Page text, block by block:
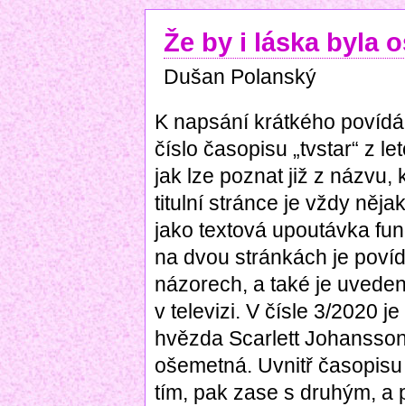
Že by i láska byla
Dušan Polanský
K napsání krátkého
číslo časopisu „tvstar“ z
jak lze poznat již z názvu,
titulní stránce je vždy
jako textová upoutávka
na dvou stránkách je
názorech, a také je
v televizi. V čísle 3/2020
hvězda Scarlett
ošemetná. Uvnitř
tím, pak zase s druhým, a